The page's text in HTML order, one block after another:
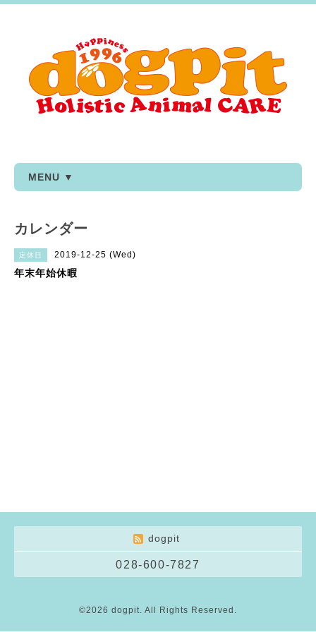
MENU ▼
カレンダー
定休日 2019-12-25 (Wed)
年末年始休暇
dogpit
028-600-7827
©2026 dogpit. All Rights Reserved.